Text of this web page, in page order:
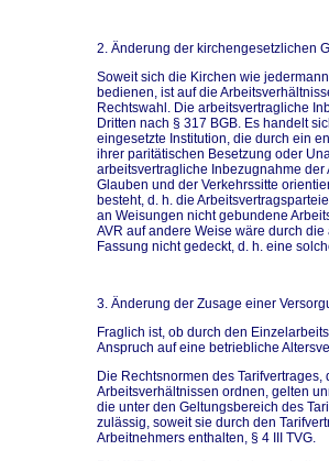
2. Änderung der kirchengesetzlichen
Soweit sich die Kirchen wie
bedienen, ist auf die
Rechtswahl. Die arbeitsvertragliche
Dritten nach § 317 BGB. Es handelt
eingesetzte Institution, die durch ein
ihrer paritätischen Besetzung oder
arbeitsvertragliche Inbezugnahme
Glauben und der Verkehrssitte
besteht, d. h. die
an Weisungen nicht gebundene
AVR auf andere Weise wäre durch
Fassung nicht gedeckt, d. h. eine
3. Änderung der Zusage einer
Fraglich ist, ob durch den
Anspruch auf eine betriebliche
Die Rechtsnormen des
Arbeitsverhältnissen ordnen, gelten
die unter den Geltungsbereich des
zulässig, soweit sie durch den
Arbeitnehmers enthalten, § 4 III TVG.